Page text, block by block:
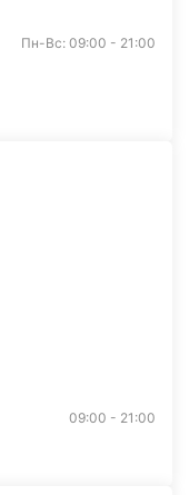
Пн-Вс: 09:00 - 21:00
09:00 - 21:00